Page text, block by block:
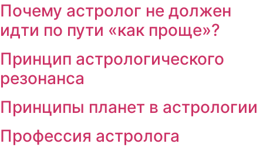
Почему астролог не должен
идти по пути «как проще»?
Принцип астрологического
резонанса
Принципы планет в астрологии
Профессия астролога